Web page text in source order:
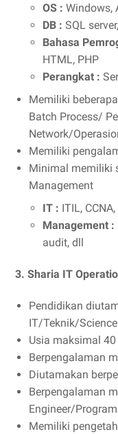
OS : Windows,
DB : SQL
Bahasa
HTML, PHP
Perangkat :
Memiliki
Batch Process/
Network/
Memiliki
Minimal memiliki
Management
IT : ITIL, CCNA,
Management :
audit, dll
3. Sharia IT
Pendidikan
IT/Teknik/Science
Usia maksimal
Berpengalaman
Diutamakan
Berpengalaman
Engineer/
Memiliki